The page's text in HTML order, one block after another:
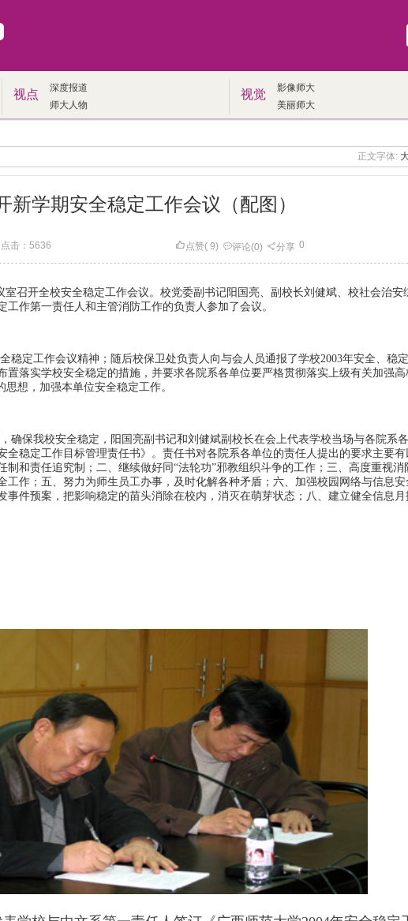
视点
深度报道
师大人物
视觉
影像师大
美丽师大
正文字体:
新学期安全稳定工作会议（配图）
击： 5636 点赞( 9) 评论(0) 分享 0
开全校安全稳定工作会议。校党委副书记阳国亮、副校长刘健斌、校社会治安
作第一责任人和主管消防工作的负责人参加了会议。
定工作会议精神；随后校保卫处负责人向与会人员通报了学校2003年安全、稳
置落实学校安全稳定的措施，并要求各院系各单位要严格贯彻落实上级有关加强高
想，加强本单位安全稳定工作。
保我校安全稳定，阳国亮副书记和刘健斌副校长在会上代表学校当场与各院系
全稳定工作目标管理责任书》。责任书对各院系各单位的责任人提出的要求主要有
制和责任追究制；二、继续做好同“法轮功”邪教组织斗争的工作；三、高度重视消
工作；五、努力为师生员工办事，及时化解各种矛盾；六、加强校园网络与信息安
事件预案，把影响稳定的苗头消除在校内，消灭在萌芽状态；八、建立健全信息月